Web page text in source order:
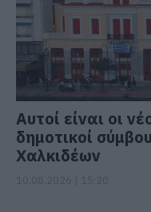
Αυτοί είναι οι
δημοτικοί
Χαλκιδέων